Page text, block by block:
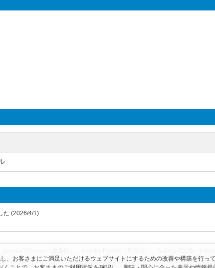
た (2026/4/1)
© by Pacific Supply Co.,Ltd. All Rights Reserved. コンテンツの無断使用・転載
お客さまにご満足いただけるウェブサイトにするための改善や構築を行って